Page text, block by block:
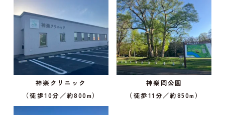
神楽クリニック
（徒歩10分／約800m）
神楽岡公園
（徒歩11分／約850m）